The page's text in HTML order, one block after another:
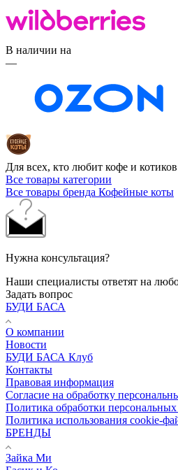
В наличии на
—
Для всех, кто любит кофе и
Все товары категории
Все товары бренда Кофейные коты
Нужна консультация?
Наши специалисты ответят на
Задать вопрос
БУДИ БАСА
О компании
Новости
БУДИ БАСА Клуб
Контакты
Правовая информация
Согласие на обработку
Политика обработки
Политика использования cookie-
БРЕНДЫ
Зайка Ми